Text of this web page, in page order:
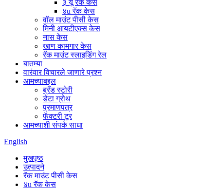
३ यू रॅक केस
४u रॅक केस
वॉल माउंट पीसी केस
मिनी आयटीएक्स केस
नास केस
खाण कामगार केस
रॅक माउंट स्लाइडिंग रेल
बातम्या
वारंवार विचारले जाणारे प्रश्न
आमच्याबद्दल
ब्रँड स्टोरी
डेटा ग्रोथ
प्रमाणपत्र
फॅक्टरी टूर
आमच्याशी संपर्क साधा
English
मुखपृष्ठ
उत्पादने
रॅक माउंट पीसी केस
४u रॅक केस